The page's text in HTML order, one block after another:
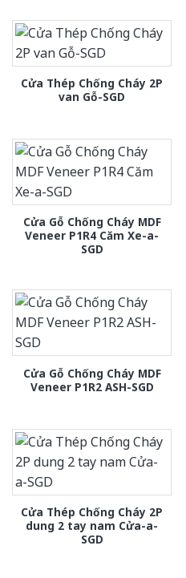
Cửa Thép Chống Cháy 2P
van Gỗ-SGD
Cửa Gỗ Chống Cháy MDF
Veneer P1R4 Căm Xe-a-
SGD
Cửa Gỗ Chống Cháy MDF
Veneer P1R2 ASH-SGD
Cửa Thép Chống Cháy 2P
dung 2 tay nam Cửa-a-
SGD